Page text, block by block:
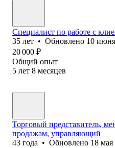
Специалист по работе с
35 лет • Обновлено 10
20 000 ₽
Общий опыт
5 лет 8 месяцев
Торговый представитель,
продажам, управляющий
43 года • Обновлено 18 мая